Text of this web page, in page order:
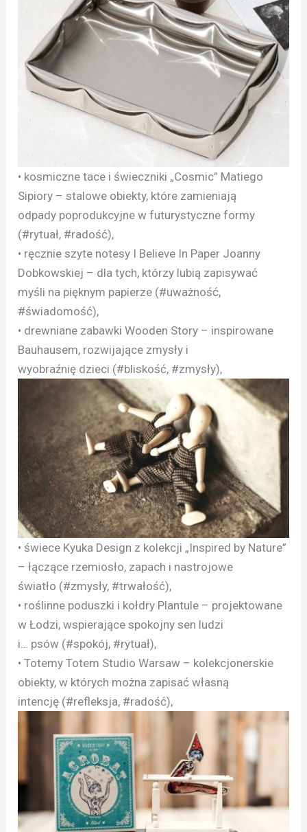
• kosmiczne tace i świeczniki „Cosmic” Matiego
Sipiory – stalowe obiekty, które zamieniają
odpady poprodukcyjne w futurystyczne formy
(#rytuał, #radość),
• ręcznie szyte notesy I Believe In Paper Joanny
Dobkowskiej – dla tych, którzy lubią zapisywać
myśli na pięknym papierze (#uważność,
#świadomość),
• drewniane zabawki Wooden Story – inspirowane
Bauhausem, rozwijające zmysły i
wyobraźnię dzieci (#bliskość, #zmysły),
• świece Kyuka Design z kolekcji „Inspired by Nature”
– łączące rzemiosło, zapach i nastrojowe
światło (#zmysły, #trwałość),
• roślinne poduszki i kołdry Plantule – projektowane
w Łodzi, wspierające spokojny sen ludzi
i… psów (#spokój, #rytuał),
• Totemy Totem Studio Warsaw – kolekcjonerskie
obiekty, w których można zapisać własną
intencję (#refleksja, #radość),